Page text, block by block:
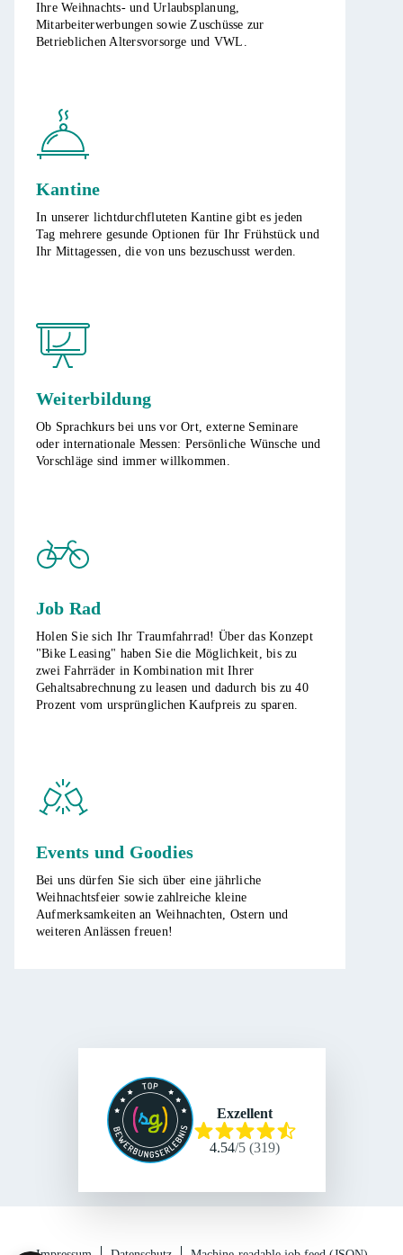
Ihre Weihnachts- und Urlaubsplanung,
Mitarbeiterwerbungen sowie Zuschüsse zur
Betrieblichen Altersvorsorge und VWL.
Kantine
In unserer lichtdurchfluteten Kantine gibt es jeden
Tag mehrere gesunde Optionen für Ihr Frühstück und
Ihr Mittagessen, die von uns bezuschusst werden.
Weiterbildung
​Ob Sprachkurs bei uns vor Ort, externe Seminare
oder internationale Messen: Persönliche Wünsche und
Vorschläge sind immer willkommen.
Job Rad
Holen Sie sich Ihr Traumfahrrad! Über das Konzept
"Bike Leasing" haben Sie die Möglichkeit, bis zu
zwei Fahrräder in Kombination mit Ihrer
Gehaltsabrechnung zu leasen und dadurch bis zu 40
Prozent vom ursprünglichen Kaufpreis zu sparen.
Events und Goodies
Bei uns dürfen Sie sich über eine jährliche
Weihnachtsfeier sowie zahlreiche kleine
Aufmerksamkeiten an Weihnachten, Ostern und
weiteren Anlässen freuen!
Exzellent
4.54/5 (319)